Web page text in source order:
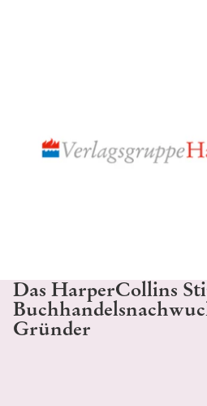
Das HarperCollins
Gründer